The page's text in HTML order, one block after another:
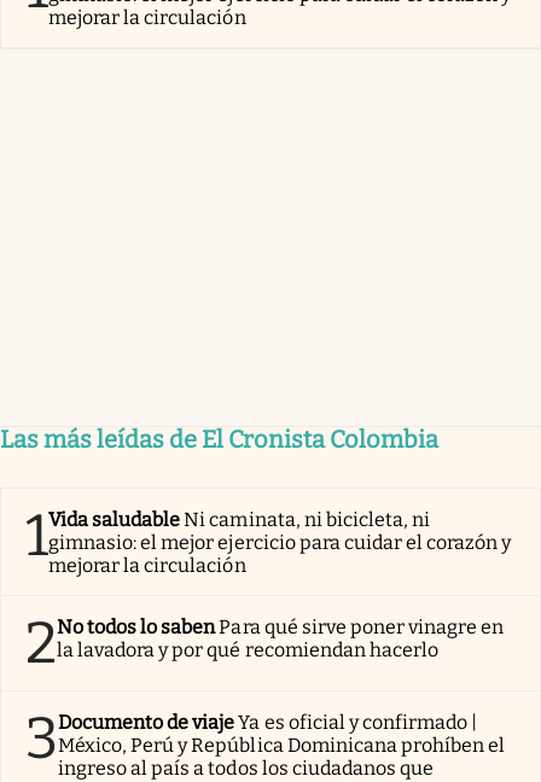
mejorar la circulación
Las más leídas de El Cronista Colombia
1Vida saludableNi caminata, ni bicicleta, ni
gimnasio: el mejor ejercicio para cuidar el corazón y
mejorar la circulación
2No todos lo sabenPara qué sirve poner vinagre en
la lavadora y por qué recomiendan hacerlo
3Documento de viajeYa es oficial y confirmado |
México, Perú y República Dominicana prohíben el
ingreso al país a todos los ciudadanos que